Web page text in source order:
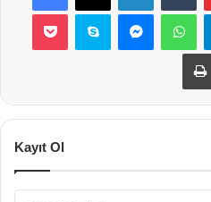
Pocket Skype
Kayıt Ol